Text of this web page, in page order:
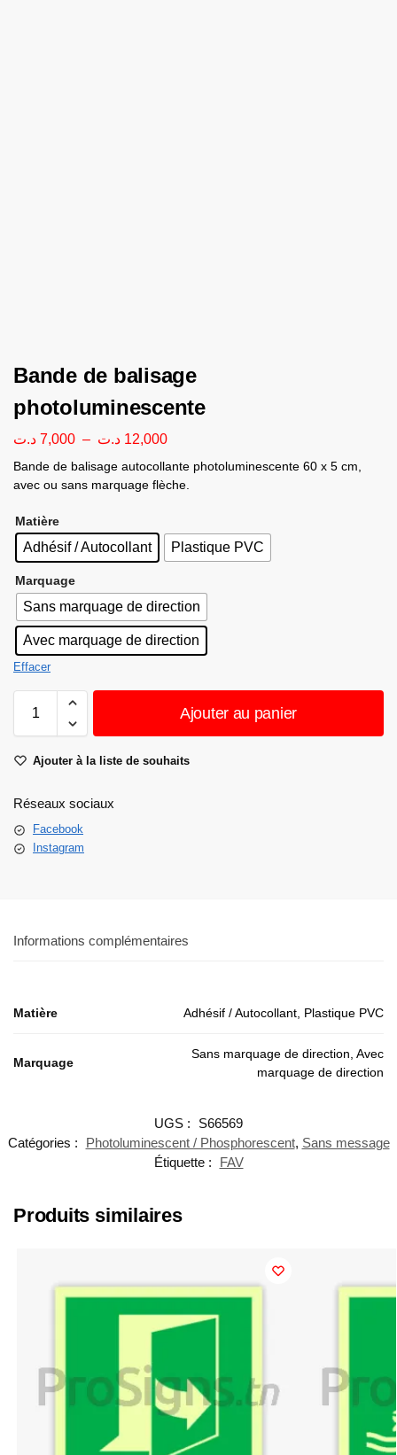
Bande de balisage
photoluminescente
7,000 د.ت – 12,000 د.ت
Bande de balisage autocollante photoluminescente 60 x 5 cm,
avec ou sans marquage flèche.
Matière
Adhésif / Autocollant Plastique PVC
Marquage
Sans marquage de direction
Avec marquage de direction
Effacer
Ajouter au panier
Ajouter à la liste de souhaits
Réseaux sociaux
Facebook
Instagram
Informations complémentaires
Matière Adhésif / Autocollant, Plastique PVC
Marquage
Sans marquage de direction, Avec
marquage de direction
UGS :
S66569
Catégories :
Photoluminescent / Phosphorescent, Sans message
Étiquette :
FAV
Produits similaires